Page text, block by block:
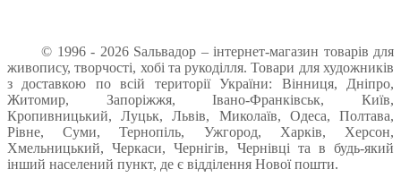
© 1996 - 2026 Sальвадор – інтернет-магазин товарів для
живопису, творчості, хобі та рукоділля. Товари для художників
з доставкою по всій території України: Вінниця, Дніпро,
Житомир, Запоріжжя, Івано-Франківськ, Київ,
Кропивницький, Луцьк, Львів, Миколаїв, Одеса, Полтава,
Рівне, Суми, Тернопіль, Ужгород, Харків, Херсон,
Хмельницький, Черкаси, Чернігів, Чернівці та в будь-який
інший населений пункт, де є відділення Нової пошти.